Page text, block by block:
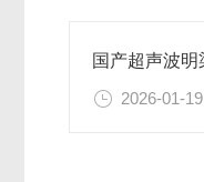
2026-01-19